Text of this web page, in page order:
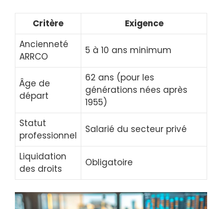
Critère
Exigence
Ancienneté
ARRCO
5 à 10 ans minimum
Âge de
départ
62 ans (pour les
générations nées après
1955)
Statut
professionnel
Salarié du secteur privé
Liquidation
des droits
Obligatoire